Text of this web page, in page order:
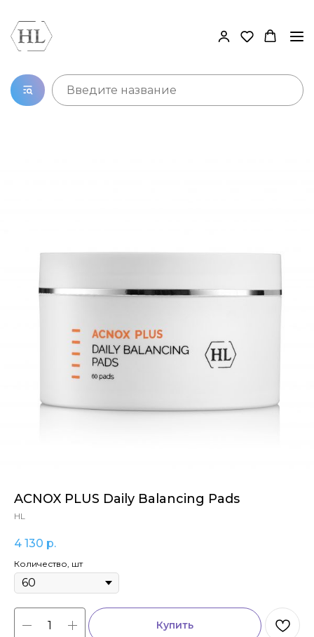
ACNOX PLUS Daily Balancing Pads
HL
4 130 р.
Количество, шт
Купить